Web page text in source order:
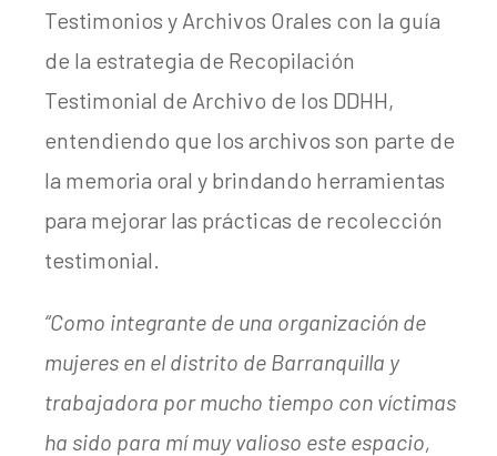
Testimonios y Archivos Orales con la guía
de la estrategia de Recopilación
Testimonial de Archivo de los DDHH,
entendiendo que los archivos son parte de
la memoria oral y brindando herramientas
para mejorar las prácticas de recolección
testimonial.
“Como integrante de una organización de
mujeres en el distrito de Barranquilla y
trabajadora por mucho tiempo con víctimas
ha sido para mí muy valioso este espacio,